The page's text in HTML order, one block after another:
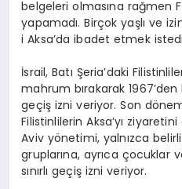
belgeleri olmasına rağmen
yapamadı. Birçok yaşlı ve
i Aksa’da ibadet etmek
İsrail, Batı Şeria’daki
mahrum bırakarak
geçiş izni veriyor. Son
Filistinlilerin Aksa’yı
Aviv yönetimi, yalnızca
gruplarına, ayrıca çocuklar
sınırlı geçiş izni veriyor.